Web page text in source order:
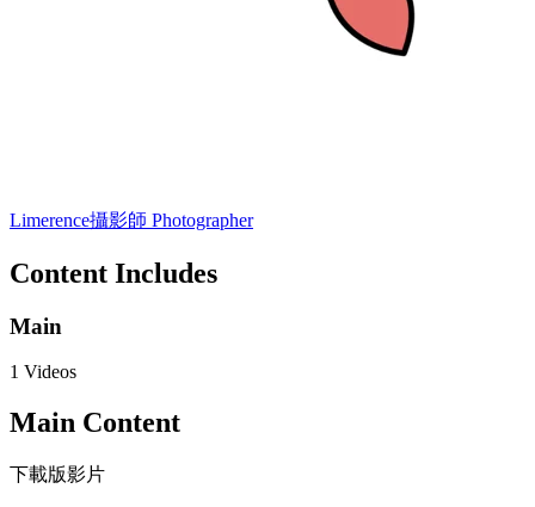
Limerence攝影師 Photographer
Content Includes
Main
1 Videos
Main Content
下載版影片